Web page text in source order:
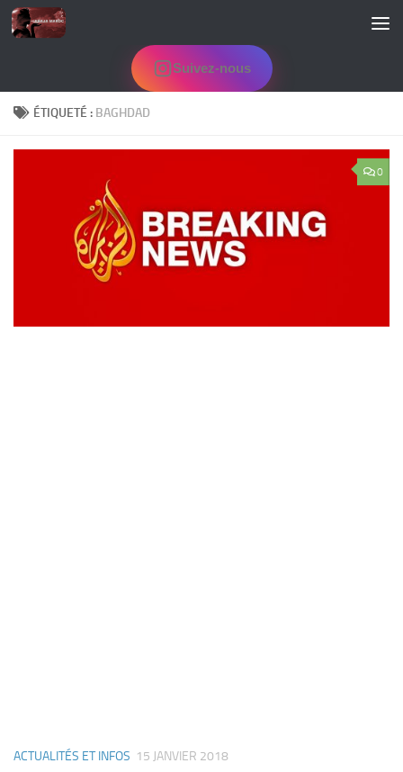
Skip to content
Suivez-nous
ÉTIQUETÉ : BAGHDAD
0
ACTUALITÉS ET INFOS 15 JANVIER 2018